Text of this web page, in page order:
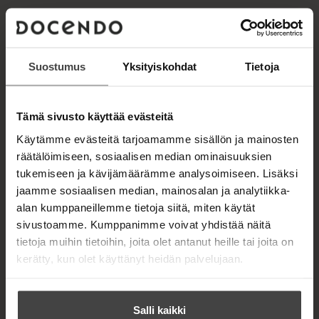
Suostumus Yksityiskohdat Tietoja
Tämä sivusto käyttää evästeitä
Käytämme evästeitä tarjoamamme sisällön ja mainosten
räätälöimiseen, sosiaalisen median ominaisuuksien
tukemiseen ja kävijämäärämme analysoimiseen. Lisäksi
jaamme sosiaalisen median, mainosalan ja analytiikka-
alan kumppaneillemme tietoja siitä, miten käytät
sivustoamme. Kumppanimme voivat yhdistää näitä
tietoja muihin tietoihin, joita olet antanut heille tai joita on
kerätty, kun olet käyttänyt heidän palvelujaan.
Salli kaikki
f
i
A
k
e
a
u
t
e
e
n
ä
l
i
e
t
e
l
b
e
a
A
a
a
u
u
e
e
n
v
ä
i
t
l
e
b
a
t
A
k
e
a
a
u
u
t
e
e
n
VALTTERI
MÖRTTINEN
Lue lisää tekijästä
V
a
l
t
t
r